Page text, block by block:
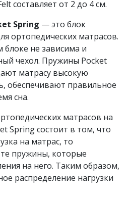
составляет от 2 до 4 см.
Spring — это блок
ортопедических матрасов.
не зависима и
чехол. Пружины Pocket
матрасу высокую
обеспечивают правильное
сна.
матрасов на
Spring состоит в том, что
на матрас, то
пружины, которые
на него. Таким образом,
распределение нагрузки